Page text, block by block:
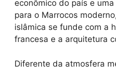
econômico do país e
para o Marrocos
islâmica se funde com a
francesa e a arquitetura
Diferente da atmosfera